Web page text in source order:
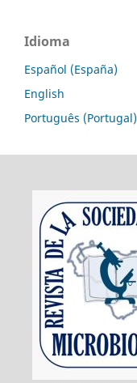
Idioma
Español (España)
English
Português (Portugal)